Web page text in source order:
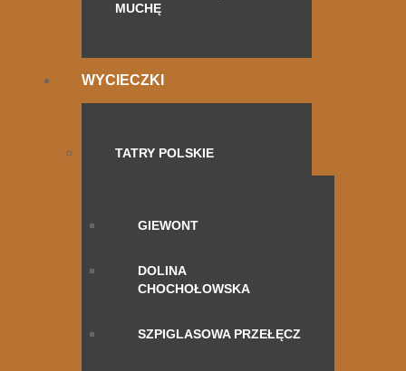
MUCHĘ
WYCIECZKI
TATRY POLSKIE
GIEWONT
DOLINA
CHOCHOŁOWSKA
SZPIGLASOWA PRZEŁĘCZ